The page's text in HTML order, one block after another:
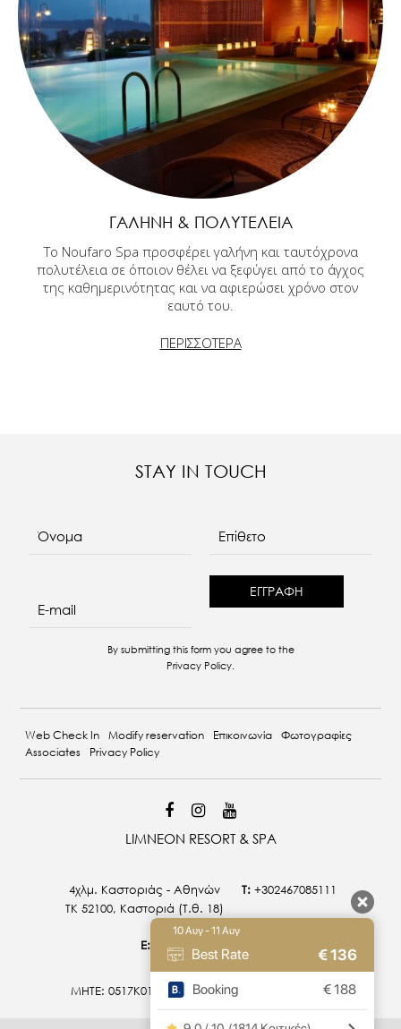
ΓΑΛΉΝΗ & ΠΟΛΥΤΈΛΕΙΑ
Το Noufaro Spa προσφέρει γαλήνη και ταυτόχρονα
πολυτέλεια σε όποιον θέλει να ξεφύγει από το άγχος
της καθημερινότητας και να αφιερώσει χρόνο στον
εαυτό του.
ΠΕΡΙΣΣΟΤΕΡΑ
STAY IN TOUCH
By submitting this form you agree to the
Privacy Policy.
Web Check In Modify reservation Επικοινωνία
Φωτογραφίες
Associates
Privacy Policy
LIMNEON RESORT & SPA
4χλμ. Καστοριάς - Αθηνών
ΤΚ 52100, Καστοριά (T.θ. 18)
T: +302467085111
E: info@limneon.com
MHTE: 0517Κ015Α0027800 | 0517Κ014Α0026900
10 Αυγ - 11 Αυγ
Best Rate €136
Booking €188